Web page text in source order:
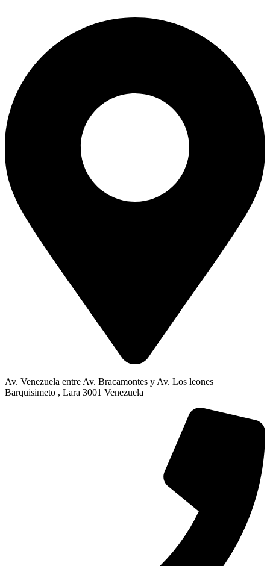
Av. Venezuela entre Av. Bracamontes y Av. Los leones
Barquisimeto , Lara 3001 Venezuela